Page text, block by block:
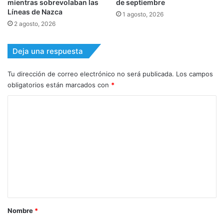
mientras sobrevolaban las
Líneas de Nazca
2 agosto, 2026
de septiembre
1 agosto, 2026
Deja una respuesta
Tu dirección de correo electrónico no será publicada. Los campos
obligatorios están marcados con *
rNombre *